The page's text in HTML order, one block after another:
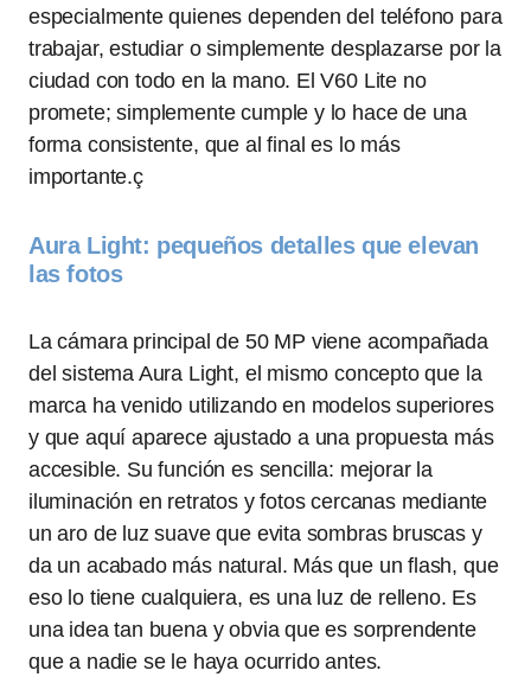
especialmente quienes dependen del teléfono para
trabajar, estudiar o simplemente desplazarse por la
ciudad con todo en la mano. El V60 Lite no
promete; simplemente cumple y lo hace de una
forma consistente, que al final es lo más
importante.ç
Aura Light: pequeños detalles que elevan
las fotos
La cámara principal de 50 MP viene acompañada
del sistema Aura Light, el mismo concepto que la
marca ha venido utilizando en modelos superiores
y que aquí aparece ajustado a una propuesta más
accesible. Su función es sencilla: mejorar la
iluminación en retratos y fotos cercanas mediante
un aro de luz suave que evita sombras bruscas y
da un acabado más natural. Más que un flash, que
eso lo tiene cualquiera, es una luz de relleno. Es
una idea tan buena y obvia que es sorprendente
que a nadie se le haya ocurrido antes.